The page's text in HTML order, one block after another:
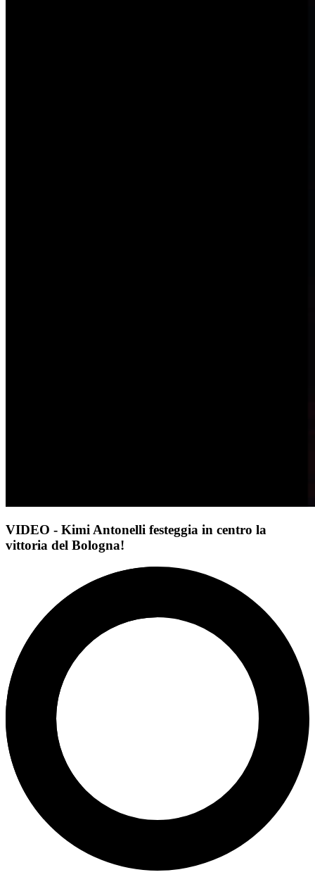
VIDEO - Kimi Antonelli festeggia in centro la
vittoria del Bologna!